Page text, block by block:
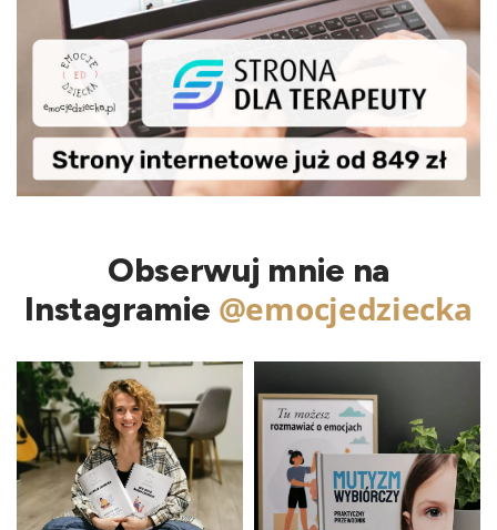
Obserwuj mnie na
Instagramie @emocjedziecka